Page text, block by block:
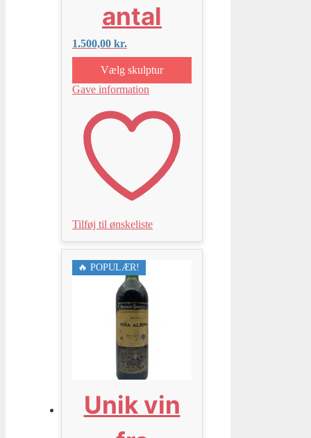
antal
1.500,00 kr.
Vælg skulptur
Gave information
Tilføj til ønskeliste
🔥 POPULÆR!
Unik vin